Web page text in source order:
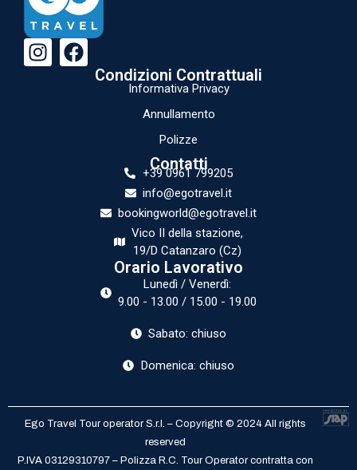
Condizioni Contrattuali
Informativa Privacy
Annullamento
Polizze
Contatti
+39 0961 799205
info@egotravel.it
bookingworld@egotravel.it
Vico II della stazione,
19/D Catanzaro (Cz)
Orario Lavorativo
Lunedì / Venerdì:
9.00 - 13.00 / 15.00 - 19.00
Sabato: chiuso
Domenica: chiuso
Ego Travel Tour operator S.r.l. – Copyright © 2024 All rights
reserved
P.IVA 03129310797 – Polizza R.C. Tour Operator contratta con